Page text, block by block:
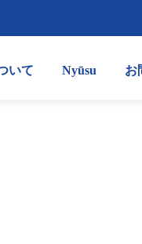
いて Nyūsu お